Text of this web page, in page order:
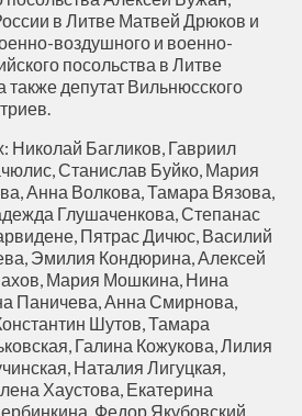
в Литве Матвей Дрюков и
воздушного и военно-
посольства в Литве
депутат Вильнюсского
Николай Багликов, Гавриил
Станислав Буйко, Мария
Анна Волкова, Тамара Вязова,
Глушаченкова, Степанас
Пятрас Дичюс, Василий
Эмилия Кондюрина, Алексей
Мария Мошкина, Нина
Паничева, Анна Смирнова,
Шутов, Тамара
Галина Кожукова, Лилия
Наталия Лигуцкая,
Хаустова, Екатерина
Федор Якубовский,